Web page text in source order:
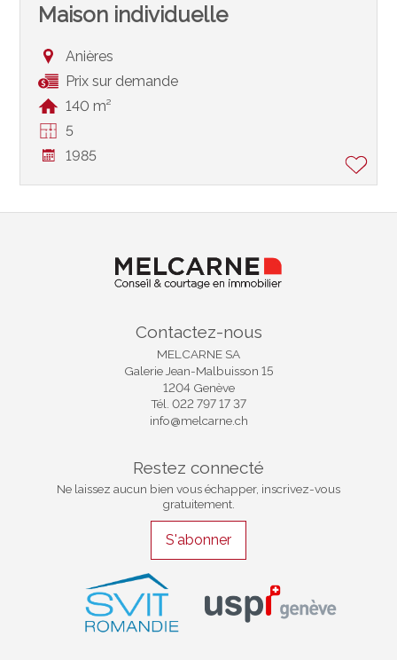
Maison individuelle
Anières
Prix sur demande
140 m²
5
1985
Contactez-nous
MELCARNE SA
Galerie Jean-Malbuisson 15
1204 Genève
Tél. 022 797 17 37
info@melcarne.ch
Restez connecté
Ne laissez aucun bien vous échapper, inscrivez-vous
gratuitement.
S'abonner